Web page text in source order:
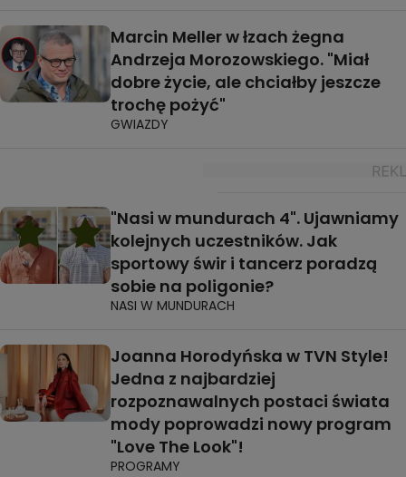
Marcin Meller w łzach żegna
Andrzeja Morozowskiego. "Miał
dobre życie, ale chciałby jeszcze
trochę pożyć"
GWIAZDY
"Nasi w mundurach 4". Ujawniamy
kolejnych uczestników. Jak
sportowy świr i tancerz poradzą
sobie na poligonie?
NASI W MUNDURACH
Joanna Horodyńska w TVN Style!
Jedna z najbardziej
rozpoznawalnych postaci świata
mody poprowadzi nowy program
"Love The Look"!
PROGRAMY